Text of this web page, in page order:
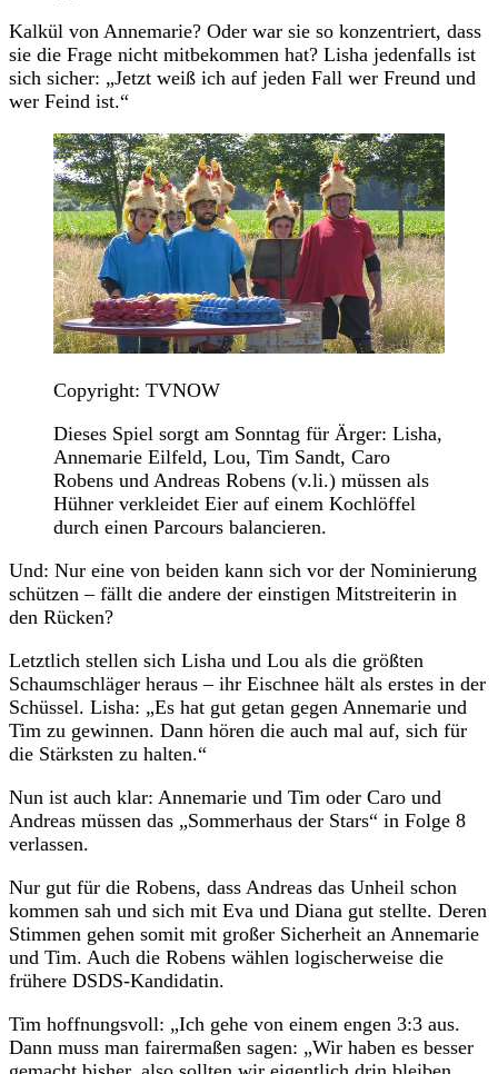
Kalkül von Annemarie? Oder war sie so konzentriert, dass
sie die Frage nicht mitbekommen hat? Lisha jedenfalls ist
sich sicher: „Jetzt weiß ich auf jeden Fall wer Freund und
wer Feind ist.“
Copyright: TVNOW
Dieses Spiel sorgt am Sonntag für Ärger: Lisha,
Annemarie Eilfeld, Lou, Tim Sandt, Caro
Robens und Andreas Robens (v.li.) müssen als
Hühner verkleidet Eier auf einem Kochlöffel
durch einen Parcours balancieren.
Und: Nur eine von beiden kann sich vor der Nominierung
schützen – fällt die andere der einstigen Mitstreiterin in
den Rücken?
Letztlich stellen sich Lisha und Lou als die größten
Schaumschläger heraus – ihr Eischnee hält als erstes in der
Schüssel. Lisha: „Es hat gut getan gegen Annemarie und
Tim zu gewinnen. Dann hören die auch mal auf, sich für
die Stärksten zu halten.“
Nun ist auch klar: Annemarie und Tim oder Caro und
Andreas müssen das „Sommerhaus der Stars“ in Folge 8
verlassen.
Nur gut für die Robens, dass Andreas das Unheil schon
kommen sah und sich mit Eva und Diana gut stellte. Deren
Stimmen gehen somit mit großer Sicherheit an Annemarie
und Tim. Auch die Robens wählen logischerweise die
frühere DSDS-Kandidatin.
Tim hoffnungsvoll: „Ich gehe von einem engen 3:3 aus.
Dann muss man fairermaßen sagen: „Wir haben es besser